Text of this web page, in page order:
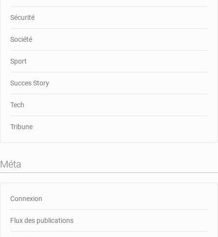
Sécurité
Société
Sport
Succes Story
Tech
Tribune
Méta
Connexion
Flux des publications